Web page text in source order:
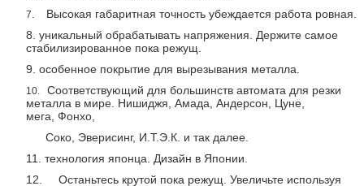
7. Высокая габаритная точность убеждается работа ровная.
8. уникальный обрабатывать напряжения. Держите самое
стабилизированное пока режущ.
9. особенное покрытие для вырезывания металла.
10. Соответствующий для большинств автомата для резки
металла в мире. Нишиджя, Амада, Андерсон, Цуне,
мега, Фонхо,
Соко, Эверисинг, И.Т.Э.К. и так далее.
11. технология японца. Дизайн в Японии.
12. Останьтесь крутой пока режущ. Увеличьте используя